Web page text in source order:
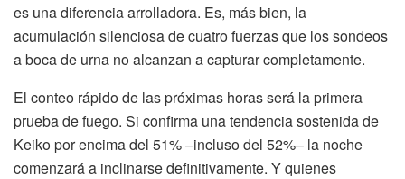
es una diferencia arrolladora. Es, más bien, la
acumulación silenciosa de cuatro fuerzas que los sondeos
a boca de urna no alcanzan a capturar completamente.
El conteo rápido de las próximas horas será la primera
prueba de fuego. Si confirma una tendencia sostenida de
Keiko por encima del 51% –incluso del 52%– la noche
comenzará a inclinarse definitivamente. Y quienes